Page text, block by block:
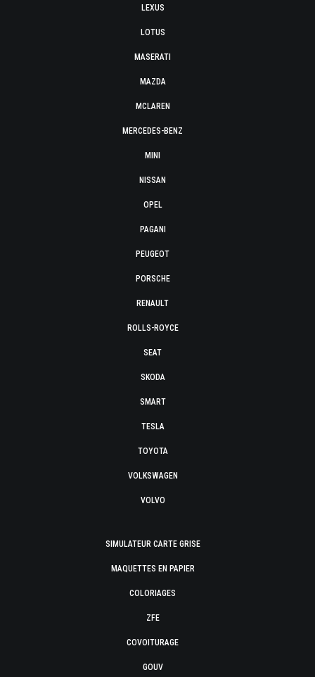
LEXUS
LOTUS
MASERATI
MAZDA
MCLAREN
MERCEDES-BENZ
MINI
NISSAN
OPEL
PAGANI
PEUGEOT
PORSCHE
RENAULT
ROLLS-ROYCE
SEAT
SKODA
SMART
TESLA
TOYOTA
VOLKSWAGEN
VOLVO
SIMULATEUR CARTE GRISE
MAQUETTES EN PAPIER
COLORIAGES
ZFE
COVOITURAGE
GOUV